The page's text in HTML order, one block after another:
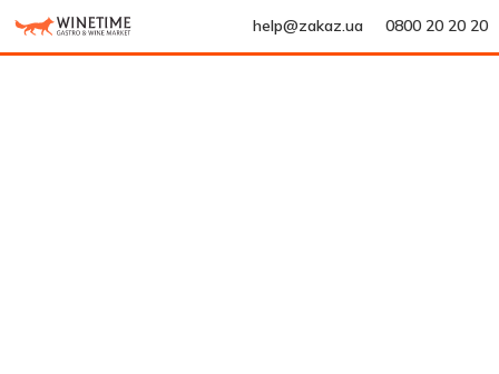
help@zakaz.ua 0800 20 20 20